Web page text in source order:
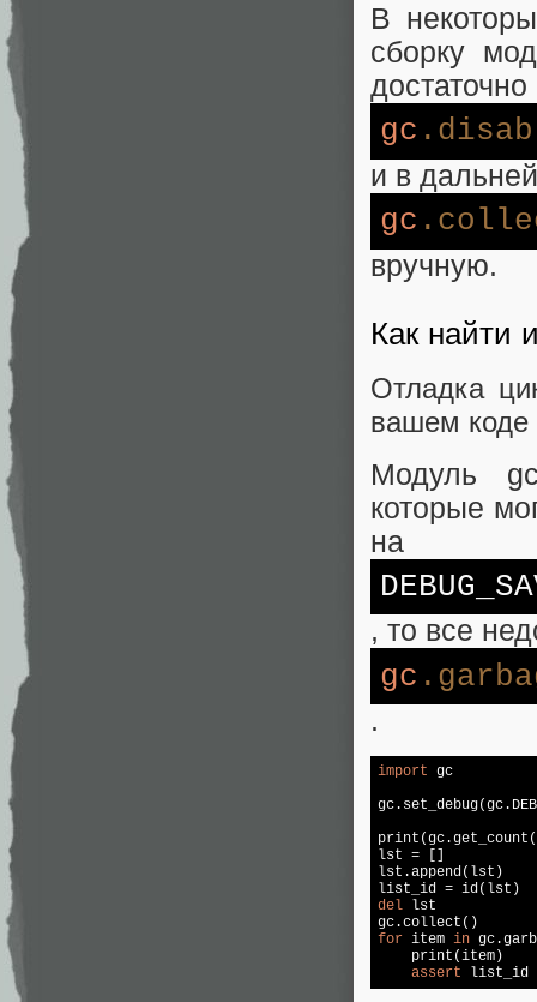
В
сборку
gc
и в
gc
вручную.
Как найти
Отладка
вашем коде
Модуль gc
которые
на
DEBUG_S
, то все
gc
.
import gc
lst = []
lst.append(lst)
del lst
for item in
    print(item)
assert